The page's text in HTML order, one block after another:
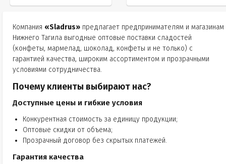
Компания «Sladrus» предлагает предпринимателям и магазинам
Нижнего Тагила выгодные оптовые поставки сладостей
(конфеты, мармелад, шоколад, конфеты и не только) с
гарантией качества, широким ассортиментом и прозрачными
условиями сотрудничества.
Почему клиенты выбирают нас?
Доступные цены и гибкие условия
Конкурентная стоимость за единицу продукции;
Оптовые скидки от объема;
Прозрачный договор без скрытых платежей.
Гарантия качества